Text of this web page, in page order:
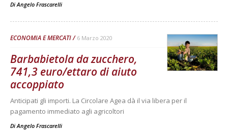
DiAngelo Frascarelli
ECONOMIA E MERCATI 6 Marzo 2020
Barbabietola da zucchero,
741,3 euro/ettaro di aiuto
accoppiato
Anticipati gli importi. La Circolare Agea dà il via libera per il
pagamento immediato agli agricoltori
DiAngelo Frascarelli